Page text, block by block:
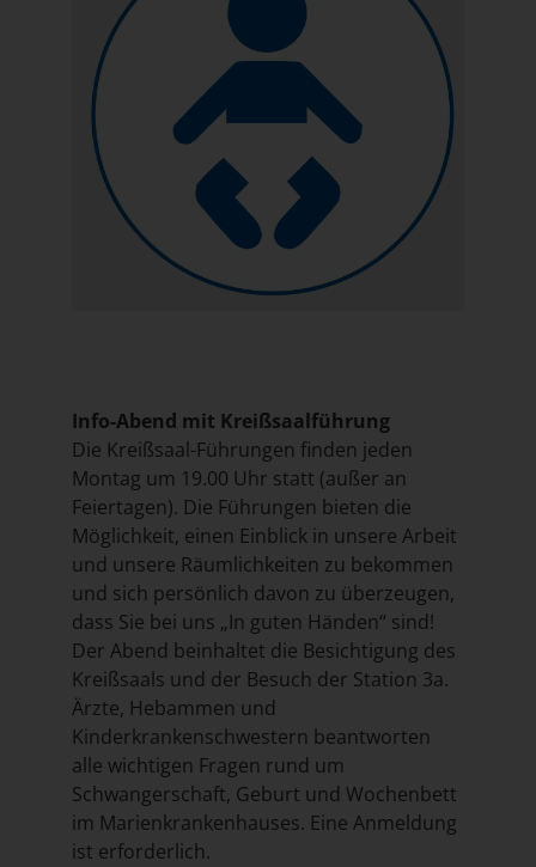
Info-Abend mit Kreißsaalführung
Die Kreißsaal-Führungen finden jeden
Montag um 19.00 Uhr statt (außer an
Feiertagen). Die Führungen bieten die
Möglichkeit, einen Einblick in unsere Arbeit
und unsere Räumlichkeiten zu bekommen
und sich persönlich davon zu überzeugen,
dass Sie bei uns „In guten Händen“ sind!
Der Abend beinhaltet die Besichtigung des
Kreißsaals und der Besuch der Station 3a.
Ärzte, Hebammen und
Kinderkrankenschwestern beantworten
alle wichtigen Fragen rund um
Schwangerschaft, Geburt und Wochenbett
im Marienkrankenhauses. Eine Anmeldung
ist erforderlich.